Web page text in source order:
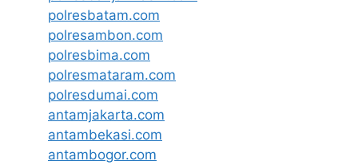
polresbatam.com
polresambon.com
polresbima.com
polresmataram.com
polresdumai.com
antamjakarta.com
antambekasi.com
antambogor.com